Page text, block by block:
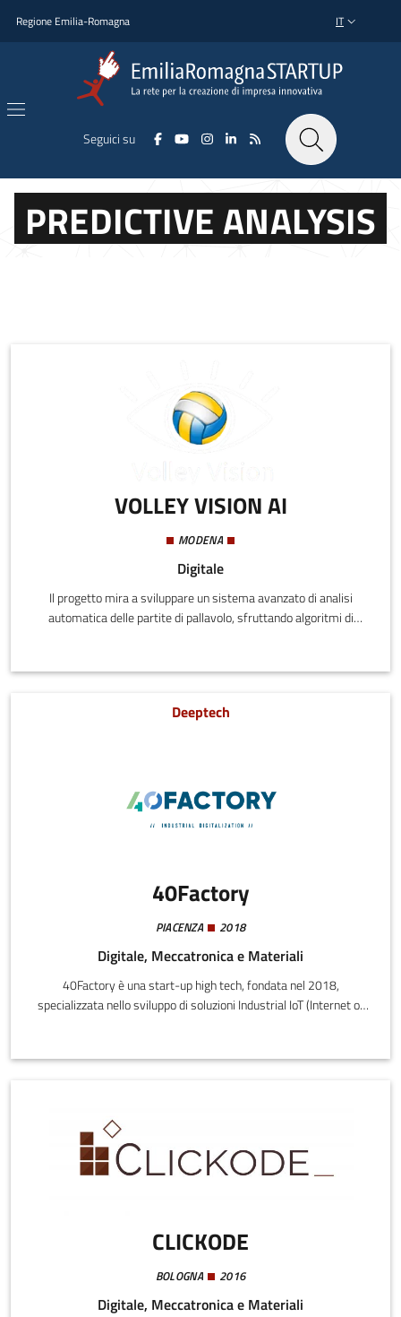
Regione Emilia-Romagna SELETTORE
IT
Seguici su
PREDICTIVE ANALYSIS
VOLLEY VISION AI
MODENA
Digitale
Il progetto mira a sviluppare un sistema avanzato di analisi
automatica delle partite di pallavolo, sfruttando algoritmi di
delle performance, attività fondamentali per migliorare le
Deeptech
40Factory
PIACENZA 2018
Digitale, Meccatronica e Materiali
40Factory è una start-up high tech, fondata nel 2018,
specializzata nello sviluppo di soluzioni Industrial IoT (Internet of
CLICKODE
BOLOGNA 2016
Digitale, Meccatronica e Materiali